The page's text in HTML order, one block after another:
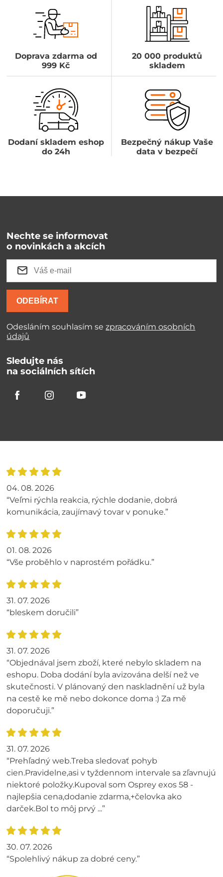
Doprava zdarma od
999 Kč
20 000 produktů
skladem
Dodaní skladem eshop
do 24h
Bezpečný nákup Vaše
data v bezpečí
Nechte se informovat
o novinkách a akcích
ODEBÍRAT
Odesláním souhlasím sezpracováním osobních
údajů
Sledujte nás
na sociálních sítích
04. 08. 2026
“Veľmi rýchla reakcia, rýchle dodanie, dobrá
komunikácia, zaujímavý tovar v ponuke.”
01. 08. 2026
“Vše proběhlo v naprostém pořádku.”
31. 07. 2026
“bleskem doručili”
31. 07. 2026
“Objednával jsem zboží, které nebylo skladem na
eshopu. Doba dodání byla avizována delší než ve
skutečnosti. V plánovaný den naskladnění už byla
na cestě ke mě nebo dokonce doma :) Za mě
doporučuji.”
31. 07. 2026
“Prehľadný web.Treba sledovať pohyb
cien.Pravidelne,asi v tyždennom intervale sa zľavnujú
niektoré položky.Kupoval som Osprey exos 58 -
najlepšia cena,dodanie zdarma,+čelovka ako
darček.Bol to môj prvý ...”
30. 07. 2026
“Spolehlivý nákup za dobré ceny.”